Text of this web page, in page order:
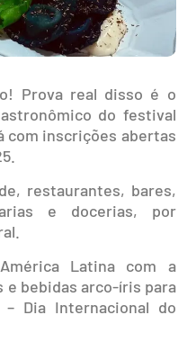
Prova real disso é o
do festival
com inscrições abertas
restaurantes, bares,
e docerias, por
Latina com a
e bebidas arco-íris para
Dia Internacional do